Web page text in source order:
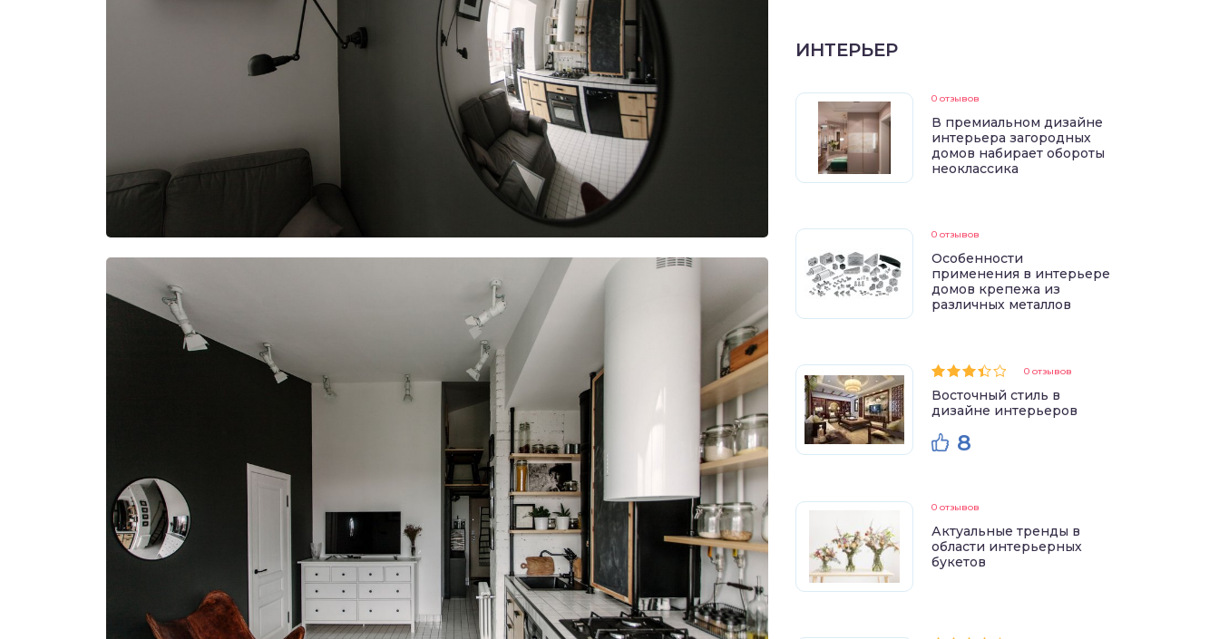
ИНТЕРЬЕР
0 отзывов
В премиальном дизайне
интерьера загородных
домов набирает обороты
неоклассика
0 отзывов
Особенности
применения в интерьере
домов крепежа из
различных металлов
0 отзывов
Восточный стиль в
дизайне интерьеров
8
0 отзывов
Актуальные тренды в
области интерьерных
букетов